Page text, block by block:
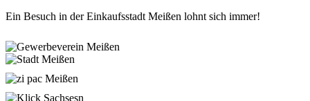
Ein Besuch in der Einkaufsstadt Meißen lohnt sich immer!